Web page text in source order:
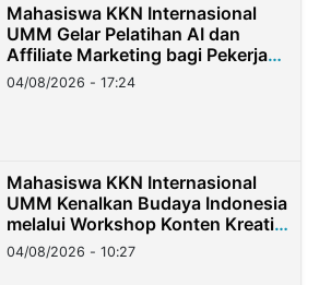
Mahasiswa KKN Internasional
UMM Gelar Pelatihan AI dan
Affiliate Marketing bagi Pekerja
Migran Indonesia di Taiwan
04/08/2026 - 17:24
Mahasiswa KKN Internasional
UMM Kenalkan Budaya Indonesia
melalui Workshop Konten Kreatif
di Taiwan
04/08/2026 - 10:27